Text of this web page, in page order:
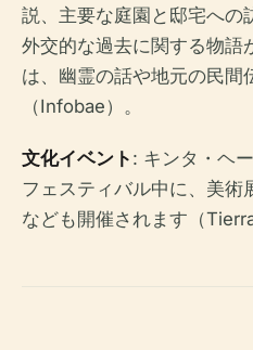
説、主要な庭園と邸宅への
外交的な過去に関する物語
は、幽霊の話や地元の民間
（Infobae）。
文化イベント : キンタ・ヘ
フェスティバル中に、美術
なども開催されます（